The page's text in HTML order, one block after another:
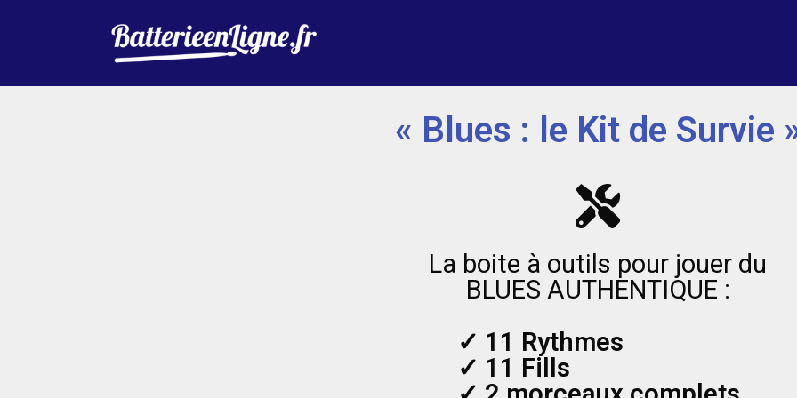
« Blues : le Kit de Survie
La boite à outils pour jouer du
BLUES AUTHENTIQUE :
✓ 11 Rythmes
✓ 11 Fills